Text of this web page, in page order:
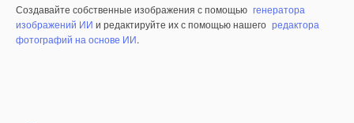
Создавайте собственные изображения с помощью генератора
изображений ИИ и редактируйте их с помощью нашего редактора
фотографий на основе ИИ.